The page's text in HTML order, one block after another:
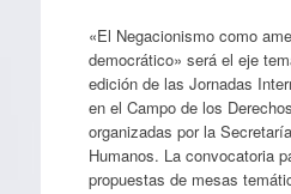
«El Negacionismo como
democrático» será el eje
edición de las Jornadas
en el Campo de los
organizadas por la
Humanos. La convocatoria
propuestas de mesas